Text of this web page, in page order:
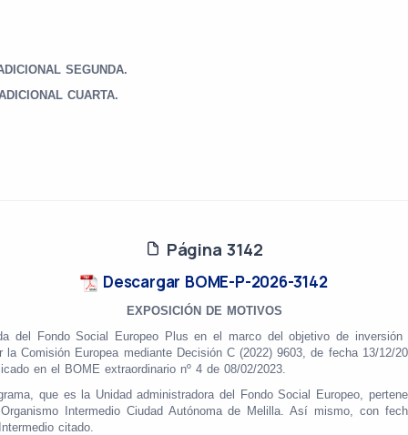
SEGUNDA.
CUARTA.
Página 3142
Descargar BOME-P-2026-3142
EXPOSICIÓN DE MOTIVOS
del Fondo Social Europeo Plus en el marco del objetivo de
Comisión Europea mediante Decisión C (2022) 9603, de fecha 13/12/
en el BOME extraordinario nº 4 de 08/02/2023.
que es la Unidad administradora del Fondo Social Europeo,
Intermedio Ciudad Autónoma de Melilla. Así mismo, con
citado.